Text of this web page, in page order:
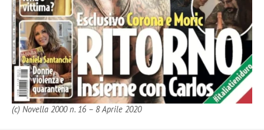
(c) Novella 2000 n. 16 – 8 Aprile 2020